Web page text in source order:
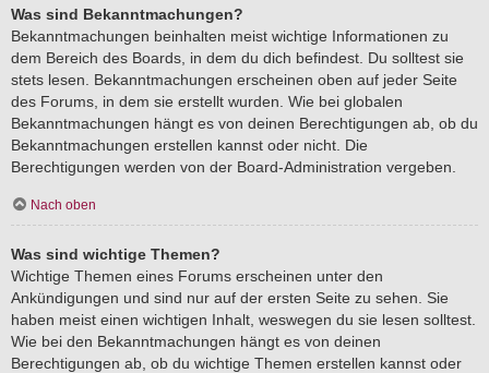
Was sind Bekanntmachungen?
Bekanntmachungen beinhalten meist wichtige Informationen zu
dem Bereich des Boards, in dem du dich befindest. Du solltest sie
stets lesen. Bekanntmachungen erscheinen oben auf jeder Seite
des Forums, in dem sie erstellt wurden. Wie bei globalen
Bekanntmachungen hängt es von deinen Berechtigungen ab, ob du
Bekanntmachungen erstellen kannst oder nicht. Die
Berechtigungen werden von der Board-Administration vergeben.
Nach oben
Was sind wichtige Themen?
Wichtige Themen eines Forums erscheinen unter den
Ankündigungen und sind nur auf der ersten Seite zu sehen. Sie
haben meist einen wichtigen Inhalt, weswegen du sie lesen solltest.
Wie bei den Bekanntmachungen hängt es von deinen
Berechtigungen ab, ob du wichtige Themen erstellen kannst oder